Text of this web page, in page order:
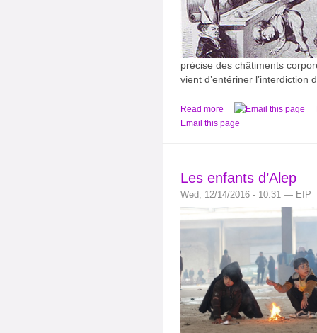
précise des châtiments
vient d’entériner l’interdiction
Read more
Email this page
Les enfants d’Alep
Wed, 12/14/2016 - 10:31 — EIP